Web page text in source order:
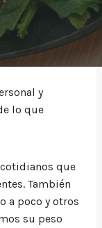
y
lo que
que
También
a poco y otros
su peso